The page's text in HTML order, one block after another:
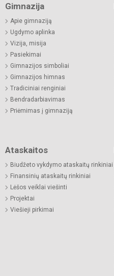
Gimnazija
Apie gimnaziją
Ugdymo aplinka
Vizija, misija
Pasiekimai
Gimnazijos simboliai
Gimnazijos himnas
Tradiciniai renginiai
Bendradarbiavimas
Priėmimas į gimnaziją
Ataskaitos
Biudžeto vykdymo ataskaitų rinkiniai
Finansinių ataskaitų rinkiniai
Lėšos veiklai viešinti
Projektai
Viešieji pirkimai